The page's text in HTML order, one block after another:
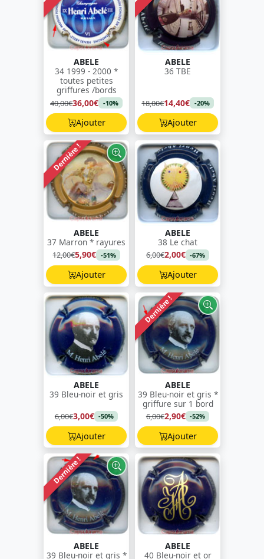
ABELE
34 1999 - 2000 *
toutes petites
griffures /bords
40,00€36,00€ -10%
Ajouter
ABELE
36 TBE
18,00€14,40€ -20%
Ajouter
Dernière !
ABELE
37 Marron * rayures
12,00€5,90€ -51%
Ajouter
ABELE
38 Le chat
6,00€2,00€ -67%
Ajouter
ABELE
39 Bleu-noir et gris
6,00€3,00€ -50%
Ajouter
Dernière !
ABELE
39 Bleu-noir et gris *
griffure sur 1 bord
6,00€2,90€ -52%
Ajouter
Dernière !
ABELE
39 Bleu-noir et gris *
ABELE
40 Bleu-noir et or